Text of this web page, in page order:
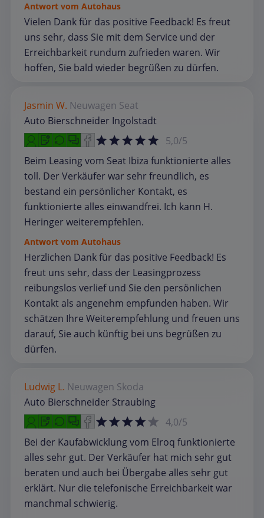
Antwort vom Autohaus
Vielen Dank für das positive Feedback! Es freut
uns sehr, dass Sie mit dem Service und der
Erreichbarkeit rundum zufrieden waren. Wir
hoffen, Sie bald wieder begrüßen zu dürfen.
Jasmin W. Neuwagen Seat
Auto Bierschneider Ingolstadt
5,0/5
Beim Leasing vom Seat Ibiza funktionierte alles
toll. Der Verkäufer war sehr freundlich, es
bestand ein persönlicher Kontakt, es
funktionierte alles einwandfrei. Ich kann H.
Heringer weiterempfehlen.
Antwort vom Autohaus
Herzlichen Dank für das positive Feedback! Es
freut uns sehr, dass der Leasingprozess
reibungslos verlief und Sie den persönlichen
Kontakt als angenehm empfunden haben. Wir
schätzen Ihre Weiterempfehlung und freuen uns
darauf, Sie auch künftig bei uns begrüßen zu
dürfen.
Ludwig L. Neuwagen Skoda
Auto Bierschneider Straubing
4,0/5
Bei der Kaufabwicklung vom Elroq funktionierte
alles sehr gut. Der Verkäufer hat mich sehr gut
beraten und auch bei Übergabe alles sehr gut
erklärt. Nur die telefonische Erreichbarkeit war
manchmal schwierig.